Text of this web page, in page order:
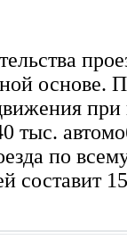
основе.
при
тыс.
по
составит